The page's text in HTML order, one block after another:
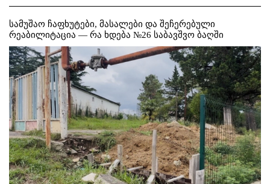
სამუშაო ჩაფხუტები, მასალები და შეჩერებული
რეაბილიტაცია — რა ხდება №26 საბავშვო ბაღში